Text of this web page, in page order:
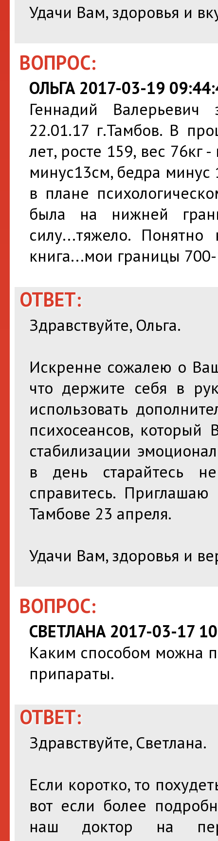
Удачи Вам, здоровья и
ВОПРОС:
ОЛЬГА 2017-03-19
Геннадий
22.01.17 г.Тамбов. В
лет, росте 159, вес 76кг
минус13см, бедра
в плане
была на нижней
силу...тяжело.
книга...мои границы
ОТВЕТ:
Здравствуйте, Ольга.
Искренне сожалею о
что держите себя в
использовать
психосеансов,
стабилизации
в день старайтесь
справитесь.
Тамбове 23 апреля.
Удачи Вам, здоровья и
ВОПРОС:
СВЕТЛАНА 2017-03-17
Каким способом можна
припараты.
ОТВЕТ:
Здравствуйте, Светлана.
Если коротко, то
вот если более
наш доктор на